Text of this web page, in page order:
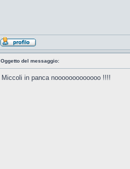
Oggetto del messaggio:
Miccoli in panca nooooooooooooo !!!!